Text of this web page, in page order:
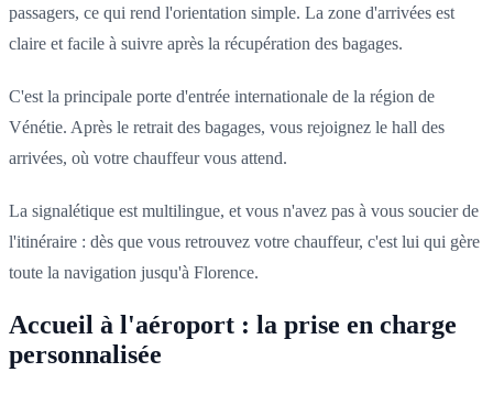
passagers, ce qui rend l'orientation simple. La zone d'arrivées est
claire et facile à suivre après la récupération des bagages.
C'est la principale porte d'entrée internationale de la région de
Vénétie. Après le retrait des bagages, vous rejoignez le hall des
arrivées, où votre chauffeur vous attend.
La signalétique est multilingue, et vous n'avez pas à vous soucier de
l'itinéraire : dès que vous retrouvez votre chauffeur, c'est lui qui gère
toute la navigation jusqu'à Florence.
Accueil à l'aéroport : la prise en charge
personnalisée